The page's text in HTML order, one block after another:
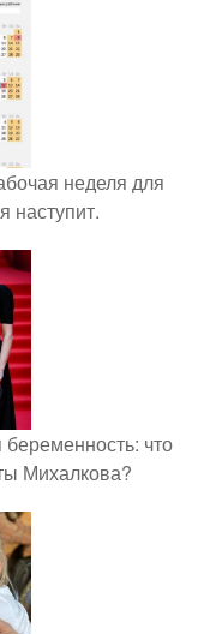
неделя для
наступит.
что
Михалкова?